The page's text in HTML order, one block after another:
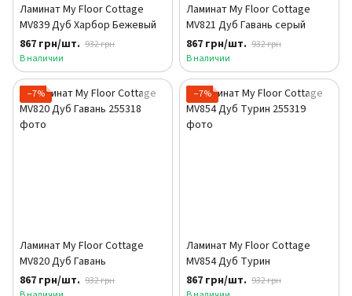
Ламинат My Floor Cottage
MV839 Дуб Харбор Бежевый
867 грн/шт. 932 грн
В наличии
Ламинат My Floor Cottage
MV821 Дуб Гавань серый
867 грн/шт. 932 грн
В наличии
−7%
Ламинат My Floor Cottage
MV820 Дуб Гавань
867 грн/шт. 932 грн
−7%
Ламинат My Floor Cottage
MV854 Дуб Турин
867 грн/шт. 932 грн